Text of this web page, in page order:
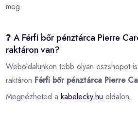
meg.
❓ A Férfi bőr pénztárca Pierre
raktáron van?
Weboldalunkon több olyan eszshopot
raktáron Férfi bőr pénztárca Pierre
Megnézheted a kabelecky.hu oldalon.